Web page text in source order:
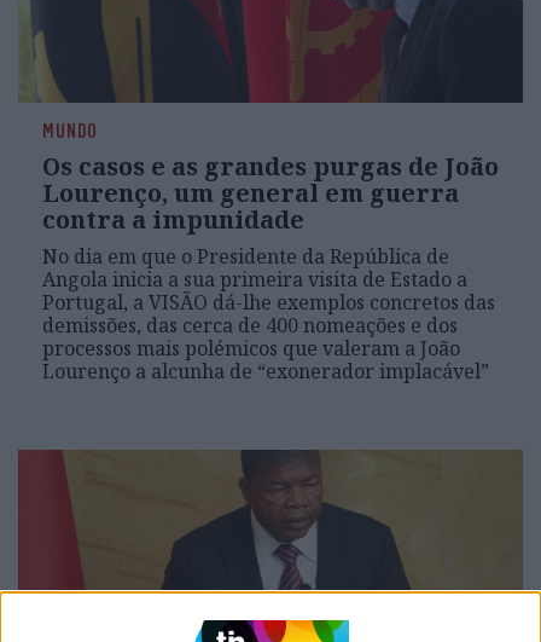
MUNDO
Os casos e as grandes purgas de João
Lourenço, um general em guerra
contra a impunidade
No dia em que o Presidente da República de
Angola inicia a sua primeira visita de Estado a
Portugal, a VISÃO dá-lhe exemplos concretos das
demissões, das cerca de 400 nomeações e dos
processos mais polémicos que valeram a João
Lourenço a alcunha de “exonerador implacável”